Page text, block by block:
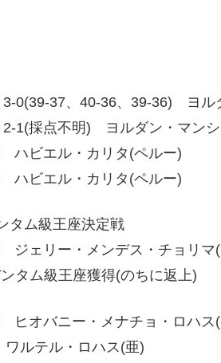
0(39-37、40-36、39-36) ヨル
1(採点不明) ヨルダン・マンシ
ビエル・カリタ(ペルー)
ビエル・カリタ(ペルー)
タム級王座決定戦
ェリー・メンデス・チョリマ(
タム級王座獲得(のちに返上)
オバニー・メナチョ・ロハス(
ルテル・ロハス(亜)